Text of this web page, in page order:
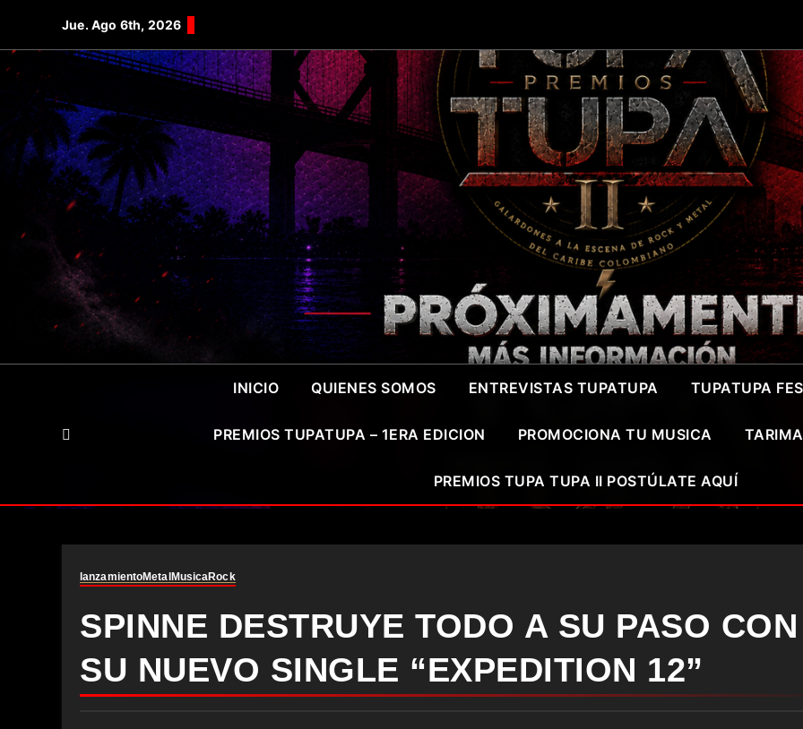
Jue. Ago 6th, 2026
INICIO QUIENES SOMOS ENTREVISTAS TUPATUPA TUPATUPA
PREMIOS TUPATUPA – 1ERA EDICION PROMOCIONA TU MUSICA
PREMIOS TUPA TUPA II POSTÚLATE AQUÍ
lanzamientoMetal MusicaRock
SPINNE DESTRUYE TODO A SU PASO CON
SU NUEVO SINGLE “EXPEDITION 12”